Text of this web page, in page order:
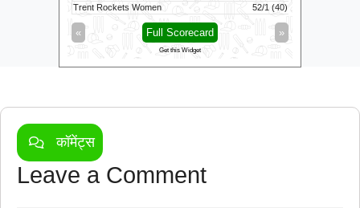
Trent Rockets Women
52/1 (40)
« »
Full Scorecard
Get this Widget
कॉमेंट्स
Leave a Comment